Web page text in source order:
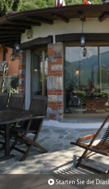
Starten Sie die